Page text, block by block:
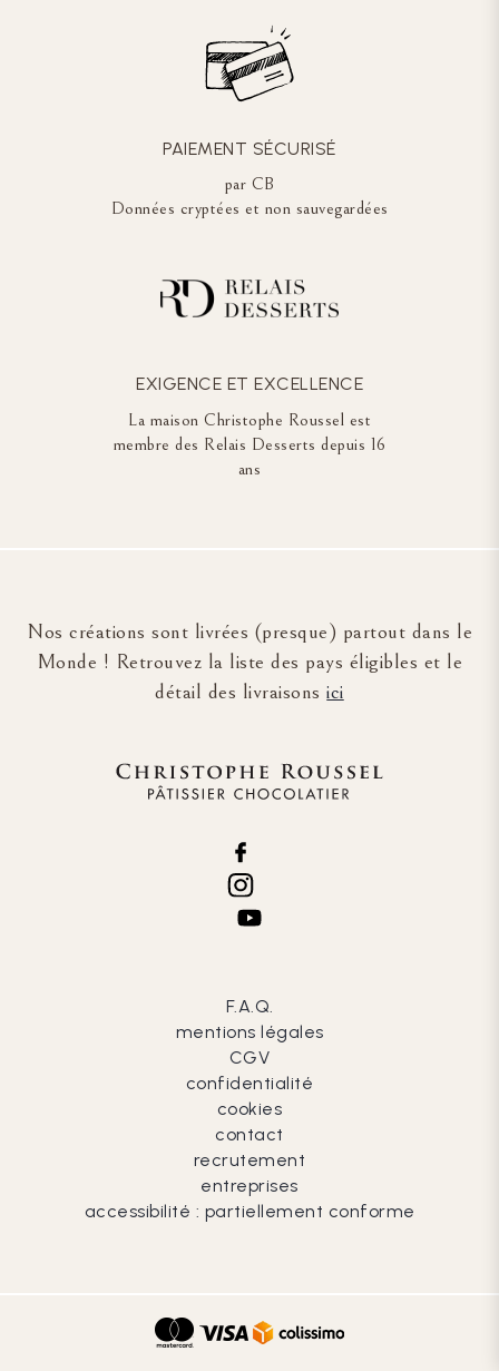
PAIEMENT SÉCURISÉ
par CB
Données cryptées et non sauvegardées
EXIGENCE ET EXCELLENCE
La maison Christophe Roussel est
membre des Relais Desserts depuis 16
ans
Nos créations sont livrées (presque) partout dans le
Monde ! Retrouvez la liste des pays éligibles et le
détail des livraisonsici
F.A.Q.
mentions légales
CGV
confidentialité
cookies
contact
recrutement
entreprises
accessibilité : partiellement conforme